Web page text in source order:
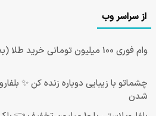
از سراسر وب
وام فوری 100 میلیون تومانی خرید طلا (بدون ضامن)
چشماتو با زیبایی دوباره زنده کن ✨
شدن